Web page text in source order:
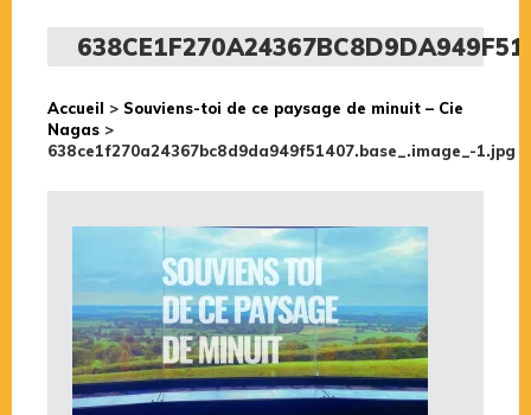
Accueil > Souviens-toi de ce paysage de minuit – Cie
Nagas >
638ce1f270a24367bc8d9da949f51407.base_.image_-1.jpg